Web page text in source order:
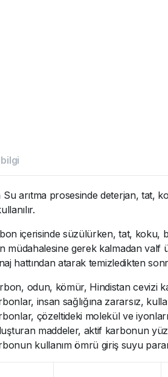
arıtma prosesinde deterjan, tat,
içerisinde süzülürken, tat, koku,
müdahalesine gerek kalmadan valf
hattından atarak temizledikten
odun, kömür, Hindistan cevizi
insan sağlığına zararsız,
çözeltideki molekül ve
maddeler, aktif karbonun
kullanım ömrü giriş suyu